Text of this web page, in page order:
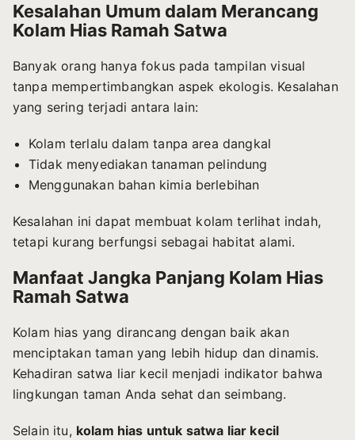
Kesalahan Umum dalam Merancang
Kolam Hias Ramah Satwa
Banyak orang hanya fokus pada tampilan visual
tanpa mempertimbangkan aspek ekologis. Kesalahan
yang sering terjadi antara lain:
Kolam terlalu dalam tanpa area dangkal
Tidak menyediakan tanaman pelindung
Menggunakan bahan kimia berlebihan
Kesalahan ini dapat membuat kolam terlihat indah,
tetapi kurang berfungsi sebagai habitat alami.
Manfaat Jangka Panjang Kolam Hias
Ramah Satwa
Kolam hias yang dirancang dengan baik akan
menciptakan taman yang lebih hidup dan dinamis.
Kehadiran satwa liar kecil menjadi indikator bahwa
lingkungan taman Anda sehat dan seimbang.
Selain itu, kolam hias untuk satwa liar kecil